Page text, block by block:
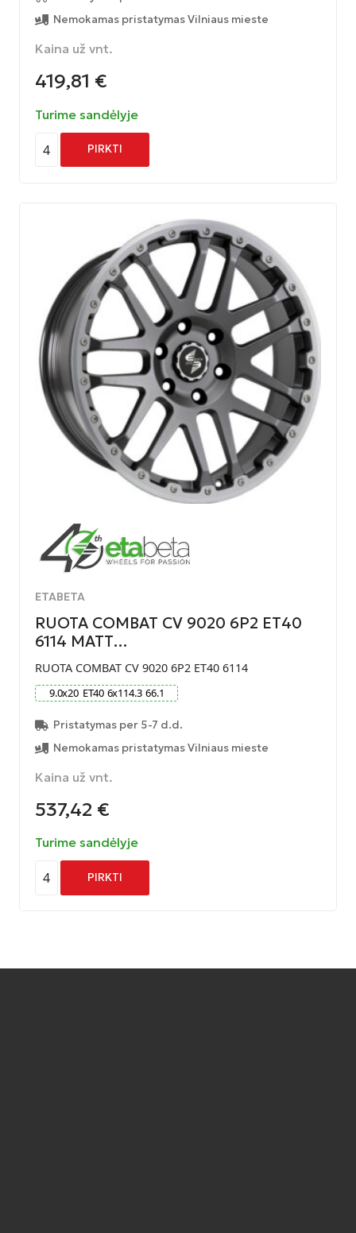
Nemokamas pristatymas Vilniaus mieste
Kaina už vnt.
419,81 €
Turime sandėlyje
4 PIRKTI
ETABETA
RUOTA COMBAT CV 9020 6P2 ET40
6114 MATT…
RUOTA COMBAT CV 9020 6P2 ET40 6114
9.0x20 ET40 6x114.3 66.1
Pristatymas per 5-7 d.d.
Nemokamas pristatymas Vilniaus mieste
Kaina už vnt.
537,42 €
Turime sandėlyje
4 PIRKTI